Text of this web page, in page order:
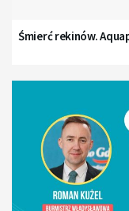
Śmierć rekinów.